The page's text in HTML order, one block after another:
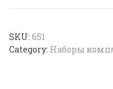
SKU: 651
Category: Наборы